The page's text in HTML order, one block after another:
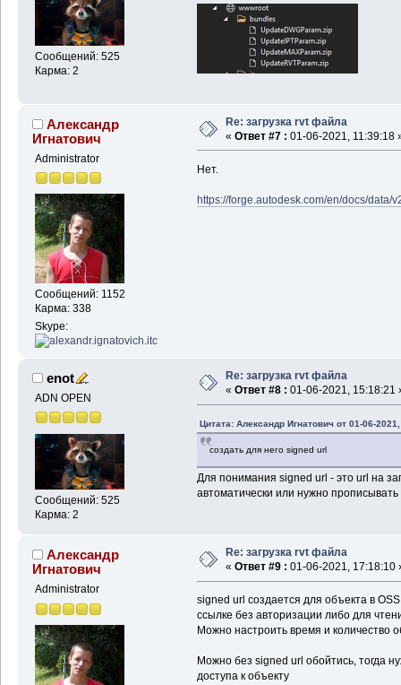
Сообщений: 525
Карма: 2
Александр
Игнатович
Administrator
Сообщений: 1152
Карма: 338
Skype:
Re: загрузка rvt файла
« Ответ #7 : 01-06-2021, 11:39:18
Нет.
https://forge.autodesk.com/en/docs/data/
enot
ADN OPEN
Сообщений: 525
Карма: 2
Re: загрузка rvt файла
« Ответ #8 : 01-06-2021, 15:18:21
Цитата: Александр Игнатович от 01-06-
создать для него signed url
Для понимания signed url - это url на
автоматически или нужно
Александр
Игнатович
Administrator
Re: загрузка rvt файла
« Ответ #9 : 01-06-2021, 17:18:10
signed url создается для объекта в
ссылке без авторизации либо для
Можно настроить время и количество
Можно без signed url обойтись, тогда
доступа к объекту